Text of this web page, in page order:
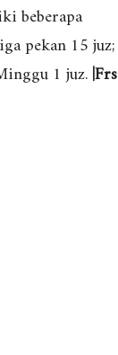
beberapa
pekan 15 juz;
1 juz.|Frs